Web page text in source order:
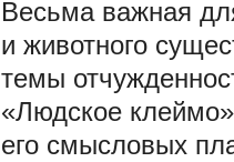
Весьма важная
и животного
темы
«Людское
его смысловых